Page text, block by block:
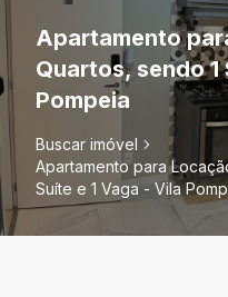
Apartamento
Quartos, sendo 1
Pompeia
Buscar imóvel
Apartamento para
Suíte e 1 Vaga - Vila